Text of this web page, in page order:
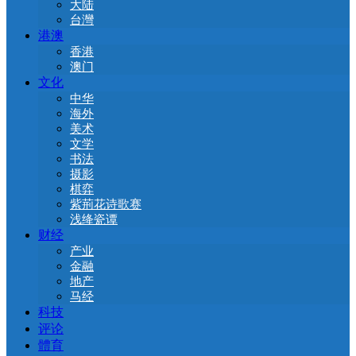
大陆
台灣
港澳
香港
澳门
文化
中华
海外
美术
文学
书法
摄影
棋弈
紫荊花诗歌赛
浅绛瓷谭
财经
产业
金融
地产
马经
科技
评论
體育